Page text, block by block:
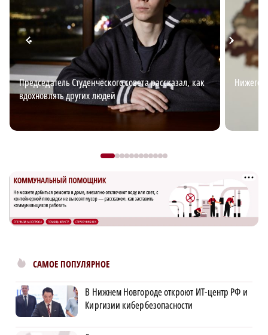
Председатель Студенческого совета рассказал, как
вдохновлять других людей
САМОЕ ПОПУЛЯРНОЕ
В Нижнем Новгороде откроют ИТ-центр РФ и
Киргизии кибербезопасности